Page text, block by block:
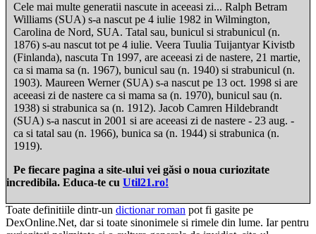
Cele mai multe generatii nascute in aceeasi zi... Ralph Betram
Williams (SUA) s-a nascut pe 4 iulie 1982 in Wilmington,
Carolina de Nord, SUA. Tatal sau, bunicul si strabunicul (n.
1876) s-au nascut tot pe 4 iulie. Veera Tuulia Tuijantyar Kivistb
(Finlanda), nascuta Tn 1997, are aceeasi zi de nastere, 21 martie,
ca si mama sa (n. 1967), bunicul sau (n. 1940) si strabunicul (n.
1903). Maureen Werner (SUA) s-a nascut pe 13 oct. 1998 si are
aceeasi zi de nastere ca si mama sa (n. 1970), bunicul sau (n.
1938) si strabunica sa (n. 1912). Jacob Camren Hildebrandt
(SUA) s-a nascut in 2001 si are aceeasi zi de nastere - 23 aug. -
ca si tatal sau (n. 1966), bunica sa (n. 1944) si strabunica (n.
1919).
Pe fiecare pagina a site-ului vei găsi o noua curiozitate
incredibila. Educa-te cu Util21.ro!
Toate definitiile dintr-un dictionar roman pot fi gasite pe
DexOnline.Net, dar si toate sinonimele si rimele din lume. Iar pentru